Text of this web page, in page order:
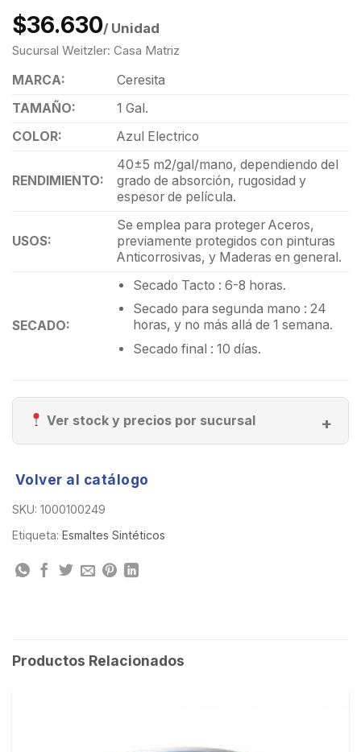
$36.630/ Unidad
Sucursal Weitzler: Casa Matriz
MARCA:
Ceresita
TAMAÑO:
1 Gal.
COLOR:
Azul Electrico
RENDIMIENTO:
40±5 m2/gal/mano, dependiendo del
grado de absorción, rugosidad y
espesor de película.
USOS:
Se emplea para proteger Aceros,
previamente protegidos con pinturas
Anticorrosivas, y Maderas en general.
SECADO:
Secado Tacto : 6-8 horas.
Secado para segunda mano : 24
horas, y no más allá de 1 semana.
Secado final : 10 días.
Ver stock y precios por sucursal
Volver al catálogo
SKU: 1000100249
Etiqueta: Esmaltes Sintéticos
Productos Relacionados